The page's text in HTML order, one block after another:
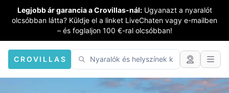
Legjobb ár garancia a Crovillas-nál: Ugyanazt a nyaralót
olcsóbban látta? Küldje el a linket LiveChaten vagy e-mailben
– és foglaljon 100 €-ral olcsóbban!
CROVILLAS